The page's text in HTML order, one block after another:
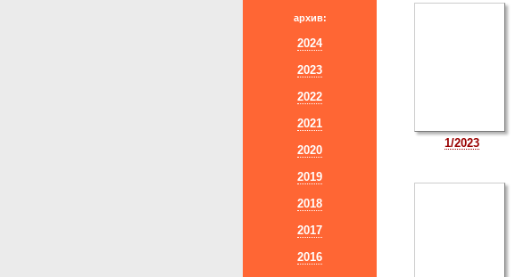
архив:
2024
2023
2022
2021
2020
2019
2018
2017
2016
1/2023